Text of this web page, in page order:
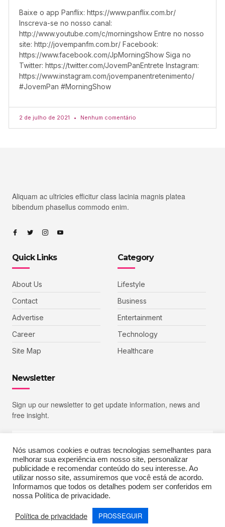
Baixe o app Panflix: https://www.panflix.com.br/
Inscreva-se no nosso canal:
http://www.youtube.com/c/morningshow Entre no nosso
site: http://jovempanfm.com.br/ Facebook:
https://www.facebook.com/JpMorningShow Siga no
Twitter: https://twitter.com/JovemPanEntrete Instagram:
https://www.instagram.com/jovempanentretenimento/
#JovemPan #MorningShow
2 de julho de 2021 Nenhum comentário
Aliquam ac ultricies efficitur class lacinia magnis platea
bibendum phasellus commodo enim.
Quick Links
About Us
Contact
Advertise
Career
Site Map
Category
Lifestyle
Business
Entertainment
Technology
Healthcare
Newsletter
Sign up our newsletter to get update information, news and
free insight.
SIGN UP
Copyright © 2023 Echoiz, All rights reserved. Powered by MoxCreative
Privacy Policy Cookie Policy
Nós usamos cookies e outras tecnologias semelhantes para
melhorar sua experiência em nosso site, personalizar
publicidade e recomendar conteúdo do seu interesse. Ao
utilizar nosso site, assumiremos que você está de acordo.
Informamos que todos os detalhes podem ser conferidos em
nossa Política de privacidade.
Política de privacidade PROSSEGUIR